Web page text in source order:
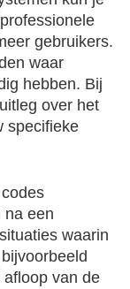
gebruikers.
waar
hebben. Bij
over het
specifieke
na een
waarin
van de